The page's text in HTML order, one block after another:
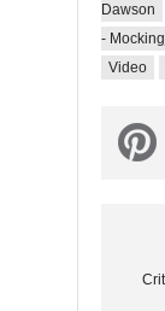
Dawson
-
Video